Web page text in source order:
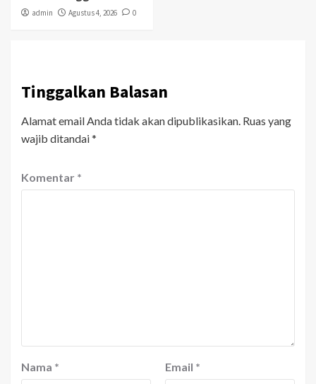
admin Agustus 4, 2026 0
Tinggalkan Balasan
Alamat email Anda tidak akan dipublikasikan. Ruas yang
wajib ditandai*
Komentar *
Nama * Email *